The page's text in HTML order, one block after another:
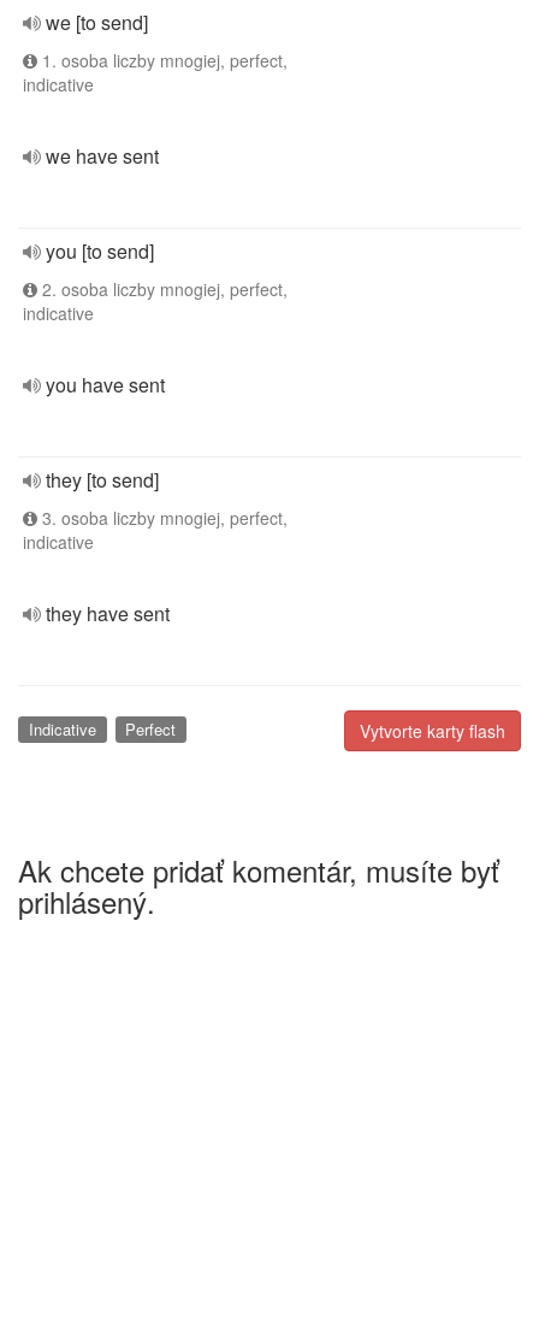
we [to send]
1. osoba liczby mnogiej, perfect,
indicative
we have sent
you [to send]
2. osoba liczby mnogiej, perfect,
indicative
you have sent
they [to send]
3. osoba liczby mnogiej, perfect,
indicative
they have sent
Vytvorte karty flash
Indicative Perfect
Ak chcete pridať komentár, musíte byť
prihlásený.